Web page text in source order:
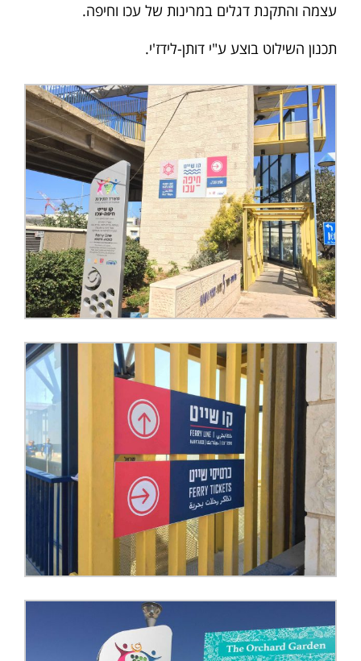
עצמה והתקנת דגלים במרינות של עכו וחיפה.
תכנון השילוט בוצע ע"י דותן-לידז'י.